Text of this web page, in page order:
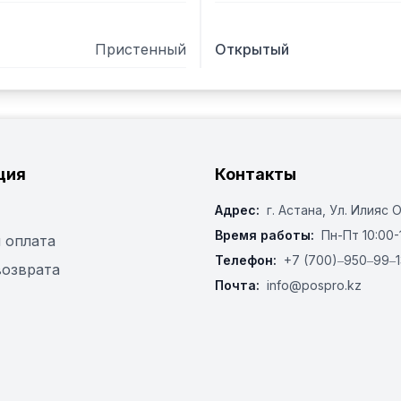
Пристенный Открытый
Контакты
Адрес: г. Астана, ​Ул. Илияс
Время работы: Пн-Пт 10:00-
Телефон: +7
Почта: info@pospro.kz